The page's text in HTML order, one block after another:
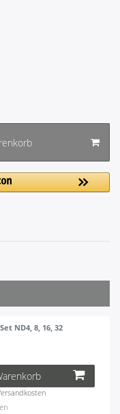
ND4, 8, 16, 32